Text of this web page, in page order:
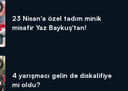
23 Nisan'a özel tadım minik
misafir Yaz Baykuş'tan!
4 yarışmacı gelin de diskalifiye
mi oldu?